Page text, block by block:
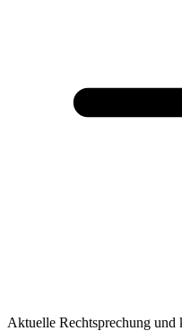
Aktuelle Rechtsprechung und